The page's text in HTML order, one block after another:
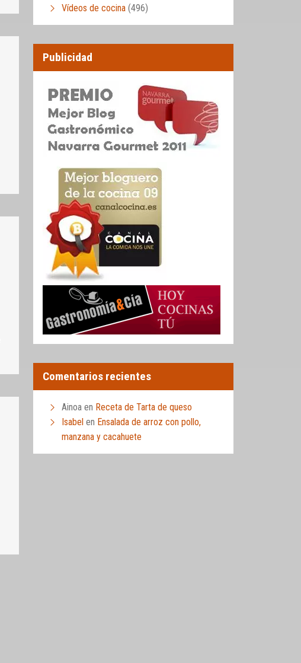
Vídeos de cocina (496)
Publicidad
Comentarios recientes
Ainoa en Receta de Tarta de queso
Isabel en Ensalada de arroz con pollo,
manzana y cacahuete